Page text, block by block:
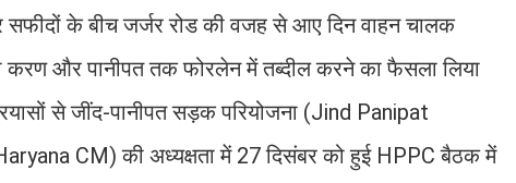
के बीच जर्जर रोड की वजह से आए दिन वाहन चालक
और पानीपत तक फोरलेन में तब्दील करने का फैसला लिया
से जींद-पानीपत सड़क परियोजना (Jind Panipat
CM) की अध्यक्षता में 27 दिसंबर को हुई HPPC बैठक में